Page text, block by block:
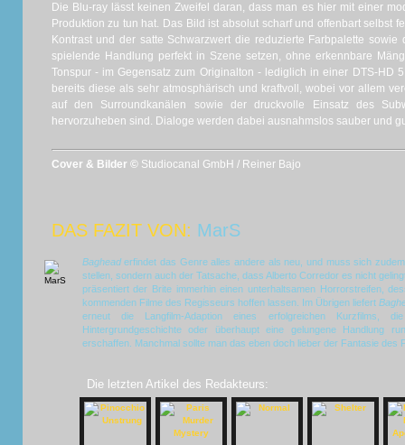
Die Blu-ray lässt keinen Zweifel daran, dass man es hier mit einer
Produktion zu tun hat. Das Bild ist absolut scharf und offenbart selbst
Kontrast und der satte Schwarzwert die reduzierte Farbpalette
spielende Handlung perfekt in Szene setzen, ohne erkennbare
Tonspur - im Gegensatz zum Originalton - lediglich in einer DTS-HD
bereits diese als sehr atmosphärisch und kraftvoll, wobei vor allem
auf den Surroundkanälen sowie der druckvolle Einsatz des
hervorzuheben sind. Dialoge werden dabei ausnahmslos sauber und
Cover & Bilder © Studiocanal GmbH / Reiner Bajo
DAS FAZIT VON: MarS
Bagheaderfindet das Genre alles andere als neu, und muss sich
stellen, sondern auch der Tatsache, dass Alberto Corredor es nicht
präsentiert der Brite immerhin einen unterhaltsamen Horrorstreifen,
kommenden Filme des Regisseurs hoffen lassen. Im Übrigen liefert
erneut die Langfilm-Adaption eines erfolgreichen Kurzfilms,
Hintergrundgeschichte oder überhaupt eine gelungene Handlung
erschaffen. Manchmal sollte man das eben doch lieber der Fantasie des
Die letzten Artikel des Redakteurs: